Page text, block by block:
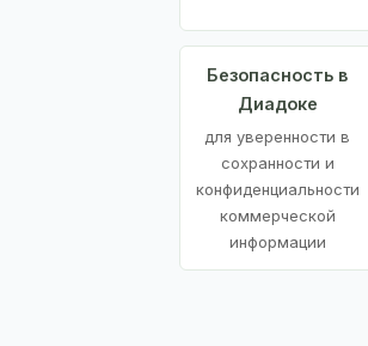
Безопасность в
Диадоке
для уверенности в
сохранности и
конфиденциальности
коммерческой
информации